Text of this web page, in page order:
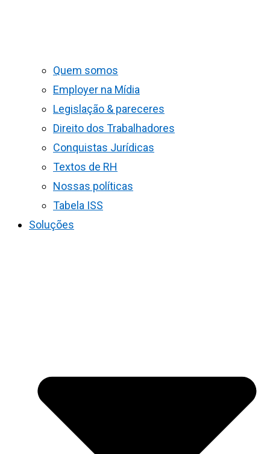
Quem somos
Employer na Mídia
Legislação & pareceres
Direito dos Trabalhadores
Conquistas Jurídicas
Textos de RH
Nossas políticas
Tabela ISS
Soluções